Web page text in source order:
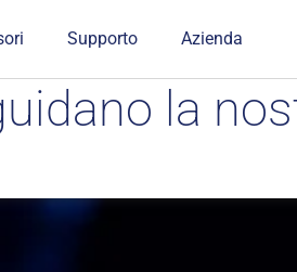
Supporto Azienda
la